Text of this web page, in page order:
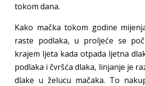
tokom dana.
Kako mačka tokom godine
raste podlaka, u proljeće se
krajem ljeta kada otpada ljetna
podlaka i čvršća dlaka, linjanje je
dlake u želucu mačaka. To